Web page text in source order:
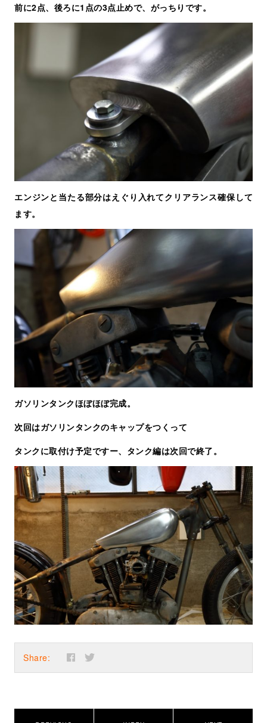
前に2点、後ろに1点の3点止めで、がっちりです。
エンジンと当たる部分はえぐり入れてクリアランス確保して
ます。
ガソリンタンクほぼほぼ完成。
次回はガソリンタンクのキャップをつくって
タンクに取付け予定ですー、タンク編は次回で終了。
Share: